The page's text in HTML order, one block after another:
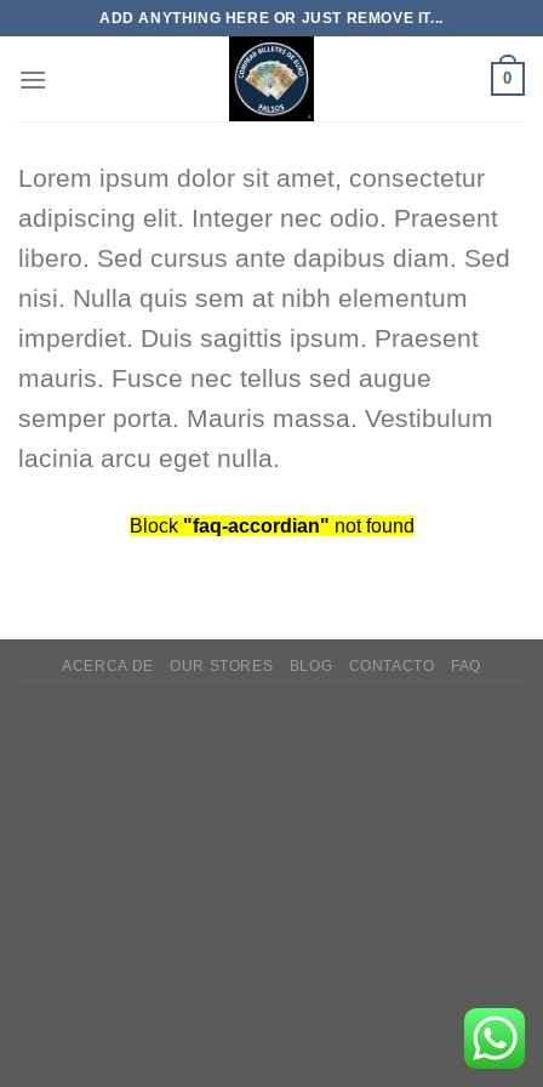
content
ADD ANYTHING HERE OR JUST REMOVE IT...
0
Lorem ipsum dolor sit amet, consectetur
adipiscing elit. Integer nec odio. Praesent
libero. Sed cursus ante dapibus diam. Sed
nisi. Nulla quis sem at nibh elementum
imperdiet. Duis sagittis ipsum. Praesent
mauris. Fusce nec tellus sed augue
semper porta. Mauris massa. Vestibulum
lacinia arcu eget nulla.
Block "faq-accordian" not found
ACERCA DE OUR STORES BLOG CONTACTO FAQ